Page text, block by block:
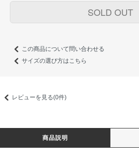
SOLD OUT
この商品について問い合わせる
サイズの選び方はこちら
レビューを見る(0件)
商品説明